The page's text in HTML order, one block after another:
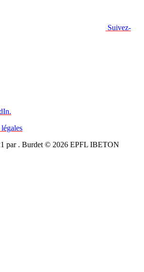
Suivez-
par . Burdet © 2026 EPFL IBETON